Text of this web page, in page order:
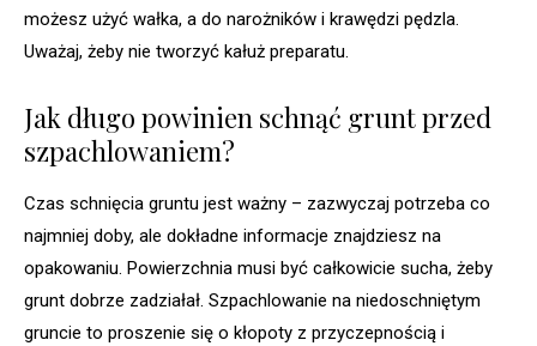
możesz użyć wałka, a do narożników i krawędzi pędzla.
Uważaj, żeby nie tworzyć kałuż preparatu.
Jak długo powinien schnąć grunt przed
szpachlowaniem?
Czas schnięcia gruntu jest ważny – zazwyczaj potrzeba co
najmniej doby, ale dokładne informacje znajdziesz na
opakowaniu. Powierzchnia musi być całkowicie sucha, żeby
grunt dobrze zadziałał. Szpachlowanie na niedoschniętym
gruncie to proszenie się o kłopoty z przyczepnością i